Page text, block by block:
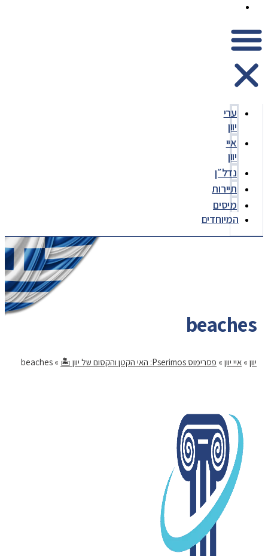
ערי
יוון
איי
יוון
נדל״ן
תיירות
מיסים
המיוחדים
beaches
יוון » איי יוון » פסרימוס Pserimos: האי הקטן והקסום של יוון 🏝️ »
beaches